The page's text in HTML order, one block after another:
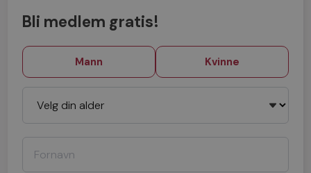
Bli medlem gratis!
Mann Kvinne